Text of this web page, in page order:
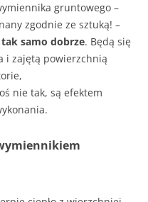
gruntowego –
zgodnie ze sztuką! –
tak samo dobrze. Będą się
i zajętą powierzchnią
nie tak, są efektem